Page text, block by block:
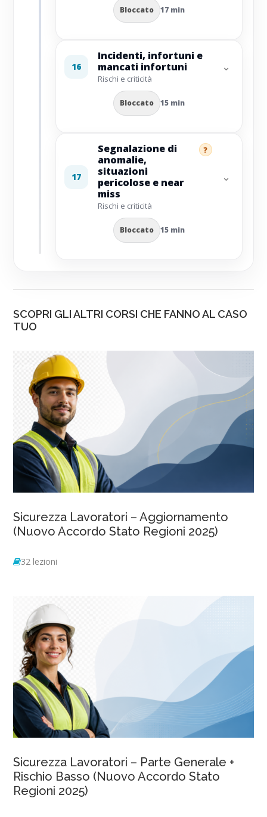
Bloccato 17 min
16
Incidenti, infortuni e
mancati infortuni
Rischi e criticità
Bloccato 15 min
⌄
17
Segnalazione di
anomalie,
situazioni
pericolose e near
miss
?
Rischi e criticità
Bloccato 15 min
⌄
SCOPRI GLI ALTRI CORSI CHE FANNO AL CASO
TUO
Sicurezza Lavoratori – Aggiornamento
(Nuovo Accordo Stato Regioni 2025)
32 lezioni
Sicurezza Lavoratori – Parte Generale +
Rischio Basso (Nuovo Accordo Stato
Regioni 2025)